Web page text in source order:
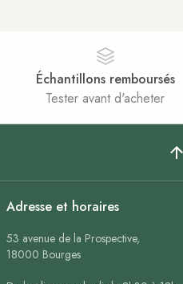
Échantillons remboursés
Tester avant d'acheter
Adresse et horaires
53 avenue de la Prospective,
18000 Bourges